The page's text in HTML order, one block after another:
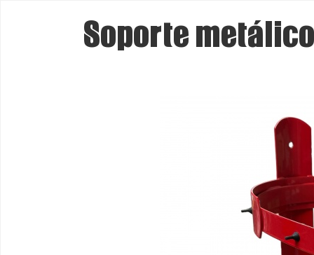
Soporte